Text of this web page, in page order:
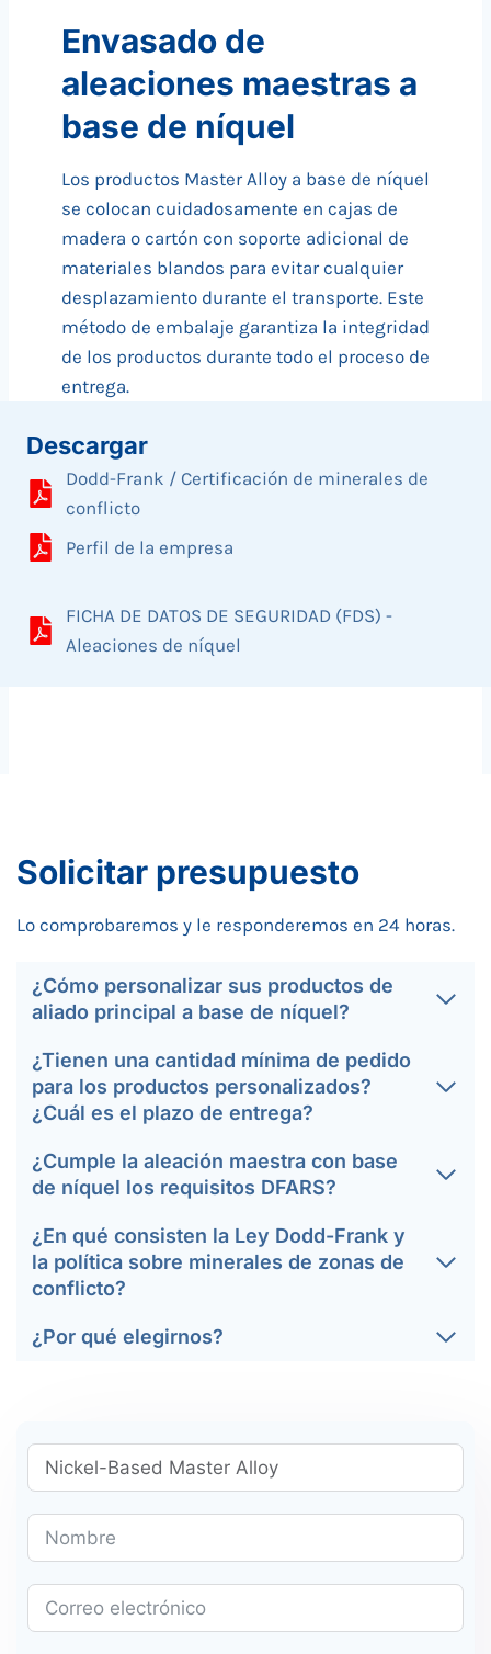
Envasado de
aleaciones maestras a
base de níquel
Los productos Master Alloy a base de níquel
se colocan cuidadosamente en cajas de
madera o cartón con soporte adicional de
materiales blandos para evitar cualquier
desplazamiento durante el transporte. Este
método de embalaje garantiza la integridad
de los productos durante todo el proceso de
entrega.
Descargar
Dodd-Frank / Certificación de minerales de
conflicto
Perfil de la empresa
FICHA DE DATOS DE SEGURIDAD (FDS) -
Aleaciones de níquel
Solicitar presupuesto
Lo comprobaremos y le responderemos en 24 horas.
¿Cómo personalizar sus productos de
aliado principal a base de níquel?
¿Tienen una cantidad mínima de pedido
para los productos personalizados?
¿Cuál es el plazo de entrega?
¿Cumple la aleación maestra con base
de níquel los requisitos DFARS?
¿En qué consisten la Ley Dodd-Frank y
la política sobre minerales de zonas de
conflicto?
¿Por qué elegirnos?